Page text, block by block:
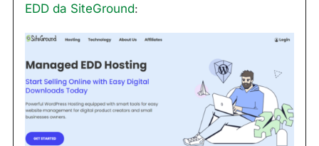
EDD da SiteGround: